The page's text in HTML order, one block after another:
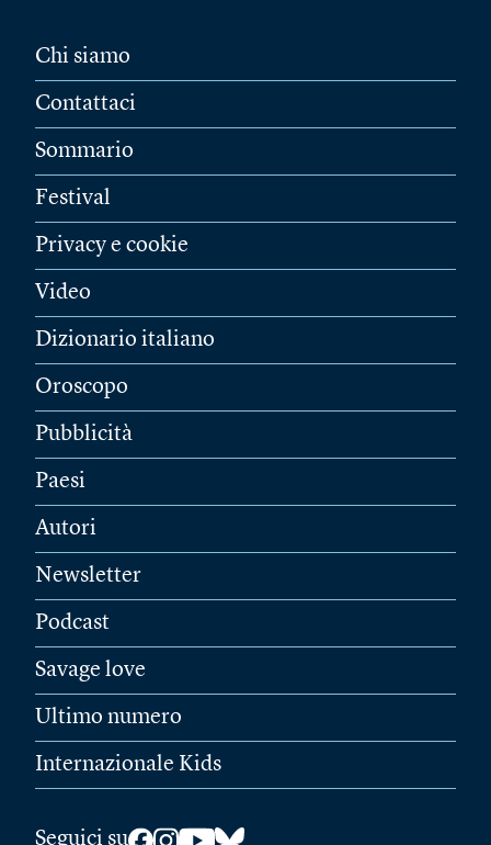
Chi siamo
Contattaci
Sommario
Festival
Privacy e cookie
Video
Dizionario italiano
Oroscopo
Pubblicità
Paesi
Autori
Newsletter
Podcast
Savage love
Ultimo numero
Internazionale Kids
Seguici su